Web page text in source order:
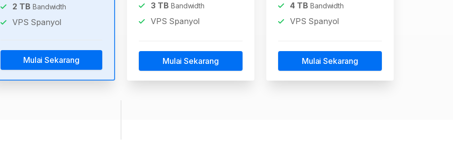
2 TB Bandwidth
VPS Spanyol
Mulai Sekarang
3TB Bandwidth
VPS Spanyol
Mulai Sekarang
4TB Bandwidth
VPS Spanyol
Mulai Sekarang